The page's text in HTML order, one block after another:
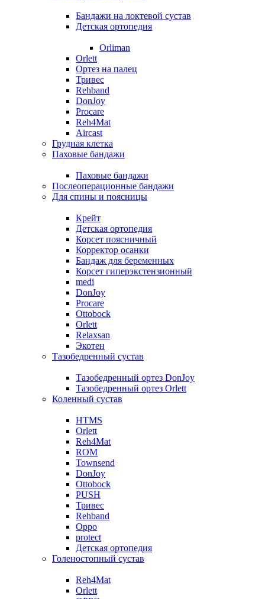
Бандажи на локтевой сустав
Детская ортопедия
Orliman
Orlett
Ортез на палец
Тривес
Rehband
DonJoy
Procare
Reh4Mat
Aircast
Грудная клетка
Паховые бандажи
Паховые бандажи
Послеоперационные бандажи
Для спины и поясницы
Крейт
Детская ортопедия
Корсет поясничный
Корректор осанки
Бандаж для беременных
Корсет гиперэкстензионный
medi
DonJoy
Procare
Ottobock
Orlett
Relaxsan
Экотен
Тазобедренный сустав
Тазобедренный ортез DonJoy
Тазобедренный ортез Orlett
Коленный сустав
HTMS
Orlett
Reh4Mat
ROM
Townsend
DonJoy
Ottobock
PUSH
Тривес
Rehband
Oppo
protect
Детская ортопедия
Голеностопный сустав
Reh4Mat
Orlett